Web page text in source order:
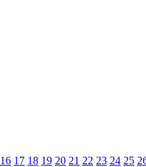
16 17 18 19 20 21 22 23 24 25